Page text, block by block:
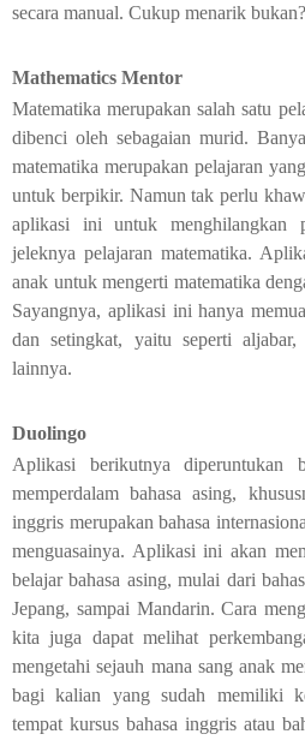
secara manual. Cukup menarik bukan?
Mathematics Mentor
Matematika merupakan salah satu
dibenci oleh sebagaian murid.
matematika merupakan pelajaran
untuk berpikir. Namun tak perlu
aplikasi ini untuk menghilangkan
jeleknya pelajaran matematika.
anak untuk mengerti matematika
Sayangnya, aplikasi ini hanya
dan setingkat, yaitu seperti
lainnya.
Duolingo
Aplikasi berikutnya diperuntukan
memperdalam bahasa asing,
inggris merupakan bahasa
menguasainya. Aplikasi ini akan
belajar bahasa asing, mulai dari
Jepang, sampai Mandarin. Cara
kita juga dapat melihat
mengetahi sejauh mana sang anak
bagi kalian yang sudah memiliki
tempat kursus bahasa inggris atau